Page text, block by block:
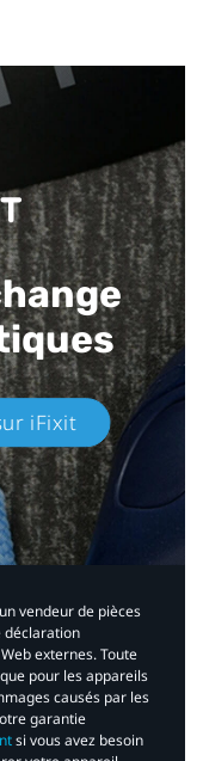
iFixit​
vendeur de pièces
déclaration
externes. Toute
pour les appareils
causés par les
garantie
si vous avez besoin